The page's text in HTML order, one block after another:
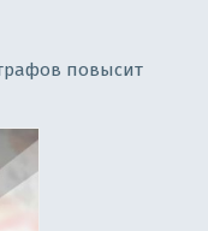
повысит